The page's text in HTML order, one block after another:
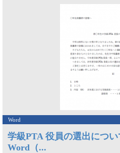
Word
学級PTA 役員の選出につ
Word（...